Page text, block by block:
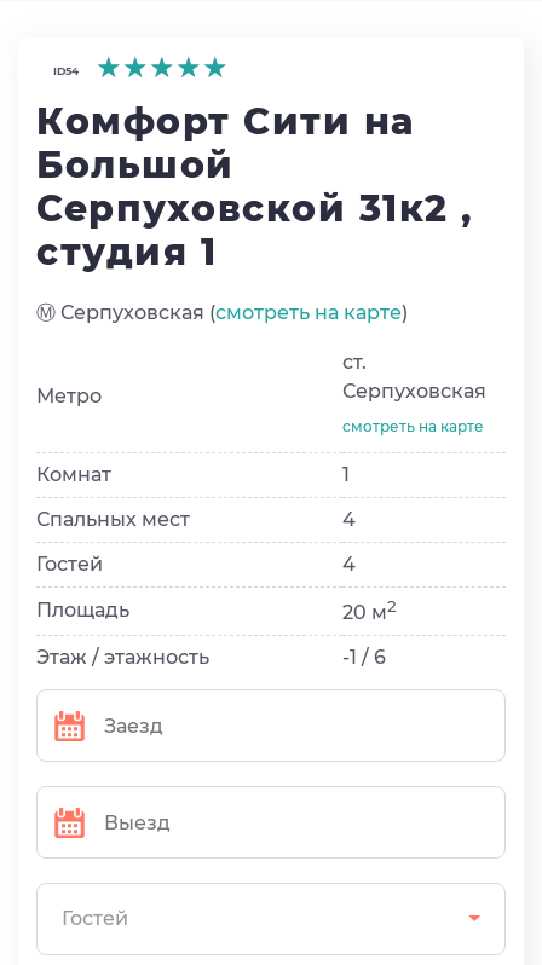
ID54 ★★★★★
★★★★★
★★★★★
Комфорт Сити на
Большой
Серпуховской 31к2 ,
студия 1
Ⓜ️ Серпуховская (смотреть на карте)
Метро
ст.
Серпуховская
смотреть на карте
Комнат
1
Спальных мест
4
Гостей
4
Площадь
20 м2
Этаж / этажность -1 / 6
Гостей